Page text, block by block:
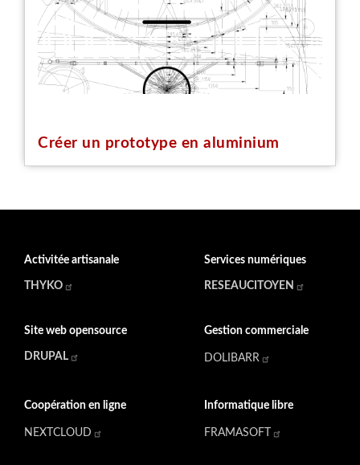
Créer un prototype en aluminium
Activitée artisanale
THYKO
Services numériques
RESEAUCITOYEN
Site web opensource
DRUPAL
Gestion commerciale
DOLIBARR
Coopération en ligne
NEXTCLOUD
Informatique libre
FRAMASOFT